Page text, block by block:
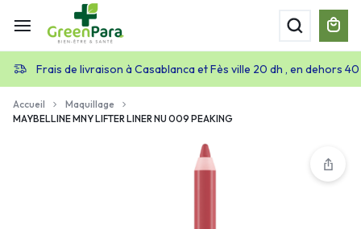
Frais de livraison à Casablanca et Fès ville 20 dh , en dehors
Accueil
Maquillage
MAYBELLINE MNY LIFTER LINER NU 009 PEAKING